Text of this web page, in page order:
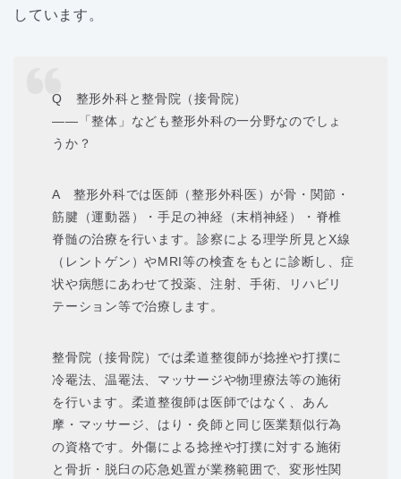
しています。
Q 整形外科と整骨院（接骨院）
――「整体」なども整形外科の一分野なのでしょ
うか？
A 整形外科では医師（整形外科医）が骨・関節・
筋腱（運動器）・手足の神経（末梢神経）・脊椎
脊髄の治療を行います。診察による理学所見とX線
（レントゲン）やMRI等の検査をもとに診断し、症
状や病態にあわせて投薬、注射、手術、リハビリ
テーション等で治療します。
整骨院（接骨院）では柔道整復師が捻挫や打撲に
冷罨法、温罨法、マッサージや物理療法等の施術
を行います。柔道整復師は医師ではなく、あん
摩・マッサージ、はり・灸師と同じ医業類似行為
の資格です。外傷による捻挫や打撲に対する施術
と骨折・脱臼の応急処置が業務範囲で、変形性関